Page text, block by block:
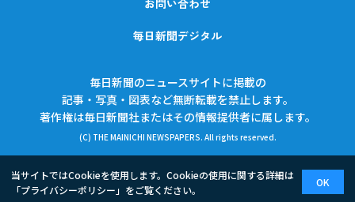
当サイトではCookieを使用します。Cookieの使用に関する詳細は
「プライバシーポリシー 」をご覧ください。
OK
お問い合わせ
毎日新聞デジタル
毎日新聞のニュースサイトに掲載の
記事・写真・図表など無断転載を禁止します。
著作権は毎日新聞社またはその情報提供者に属します。
(C) THE MAINICHI NEWSPAPERS. All rights reserved.